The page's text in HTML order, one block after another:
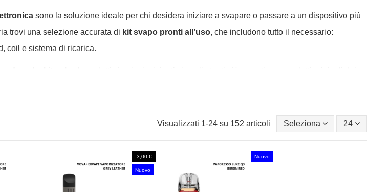
sono la soluzione ideale per chi desidera iniziare a svapare o passare a un dispositivo più
trovi una selezione accurata di kit svapo pronti all’uso, che includono tutto il necessario:
coil e sistema di ricarica.
il kit più adatto alle tue esigenze e inizia subito a svapare.
Visualizzati 1-24 su 152 articoli Seleziona 24
-3,00 €
Nuovo
Nuovo